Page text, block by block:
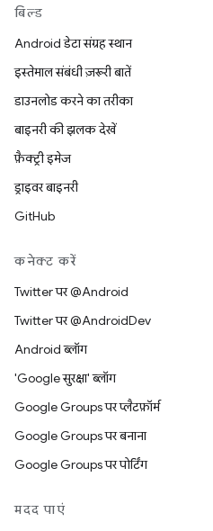
बिल्ड
Android डेटा संग्रह स्थान
इस्तेमाल संबंधी ज़रूरी बातें
डाउनलोड करने का तरीका
बाइनरी की झलक देखें
फ़ैक्ट्री इमेज
ड्राइवर बाइनरी
GitHub
कनेक्ट करें
Twitter पर @Android
Twitter पर @AndroidDev
Android ब्लॉग
'Google सुरक्षा' ब्लॉग
Google Groups पर प्लैटफ़ॉर्म
Google Groups पर बनाना
Google Groups पर पोर्टिंग
मदद पाएं